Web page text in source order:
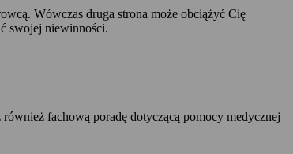
Wówczas druga strona może obciążyć Cię
swojej niewinności.
fachową poradę dotyczącą pomocy medycznej